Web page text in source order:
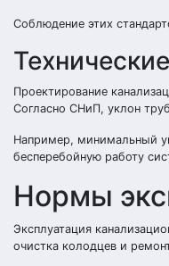
Соблюдение этих
Проектирование
Согласно СНиП, уклон
Например, минимальный
бесперебойную работу
Нормы
Эксплуатация
очистка колодцев и